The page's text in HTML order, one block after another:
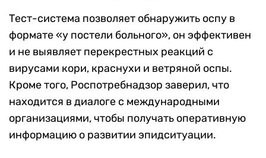
Тест-система позволяет обнаружить оспу в
формате «у постели больного», он эффективен
и не выявляет перекрестных реакций с
вирусами кори, краснухи и ветряной оспы.
Кроме того, Роспотребнадзор заверил, что
находится в диалоге с международными
организациями, чтобы получать оперативную
информацию о развитии эпидситуации.